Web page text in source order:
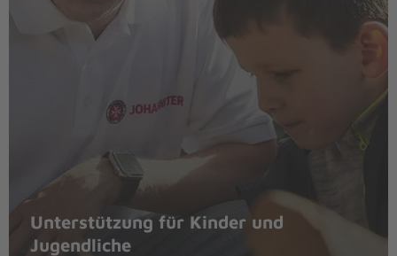
Unterstützung für Kinder und
Jugendliche